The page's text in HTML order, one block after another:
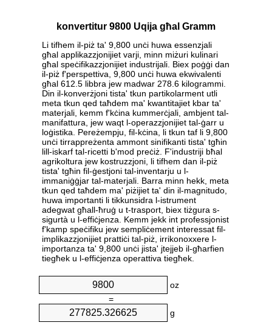
konvertitur 9800 Uqija għal Gramm
Li tifhem il-piż ta' 9,800 unċi huwa essenzjali
għal applikazzjonijiet varji, minn miżuri kulinari
għal speċifikazzjonijiet industrijali. Biex poġġi dan
il-piż f'perspettiva, 9,800 unċi huwa ekwivalenti
għal 612.5 libbra jew madwar 278.6 kilogrammi.
Din il-konverżjoni tista' tkun partikolarment utli
meta tkun qed taħdem ma' kwantitajiet kbar ta'
materjali, kemm f'kċina kummerċjali, ambjent tal-
manifattura, jew waqt l-operazzjonijiet tal-ġarr u
loġistika. Pereżempju, fil-kċina, li tkun taf li 9,800
unċi tirrappreżenta ammont sinifikanti tista' tgħin
lill-iskarf tal-ricetti b'mod preċiż. F'industriji bħal
agrikoltura jew kostruzzjoni, li tifhem dan il-piż
tista' tgħin fil-ġestjoni tal-inventarju u l-
immaniġġjar tal-materjali. Barra minn hekk, meta
tkun qed taħdem ma' piżijiet ta' din il-magnitudo,
huwa importanti li tikkunsidra l-istrument
adegwat għall-ħruġ u t-trasport, biex tiżgura s-
sigurtà u l-effiċjenza. Kemm jekk int professjonist
f'kamp speċifiku jew sempliċement interessat fil-
implikazzjonijiet prattiċi tal-piż, irrikonoxxere l-
importanza ta' 9,800 unċi jista' jtejjeb il-għarfien
tiegħek u l-effiċjenza operattiva tiegħek.
oz
=
g